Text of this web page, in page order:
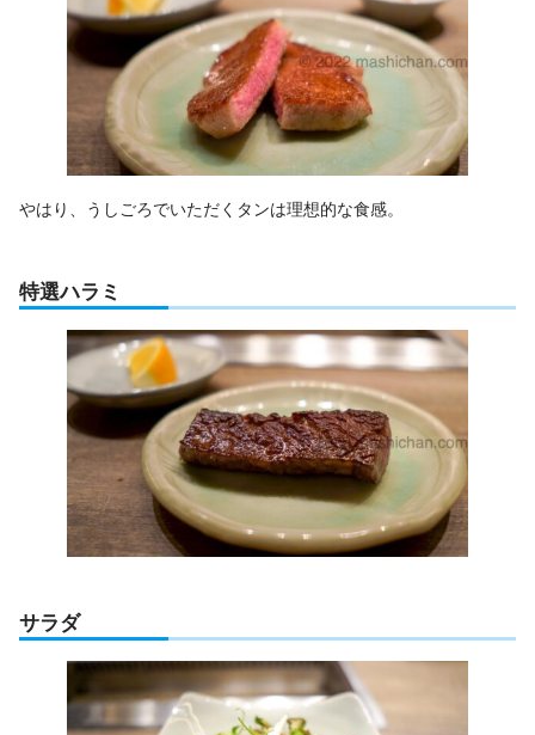
やはり、うしごろでいただくタンは理想的な食感。
特選ハラミ
サラダ